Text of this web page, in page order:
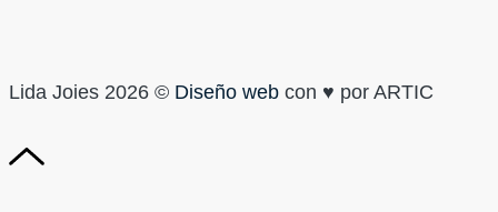
Lida Joies 2026 © Diseño web con ♥️ por ARTIC